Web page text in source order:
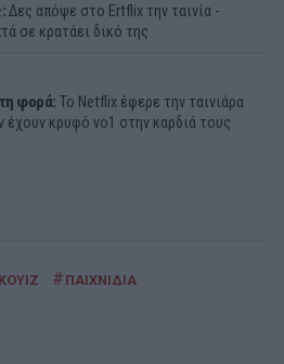
Δες απόψε στο Ertflix την ταινία -
σε κρατάει δικό της
φορά: Το Netflix έφερε την ταινιάρα
έχουν κρυφό νο1 στην καρδιά τους
ΚΟΥΙΖ # ΠΑΙΧΝΙΔΙΑ